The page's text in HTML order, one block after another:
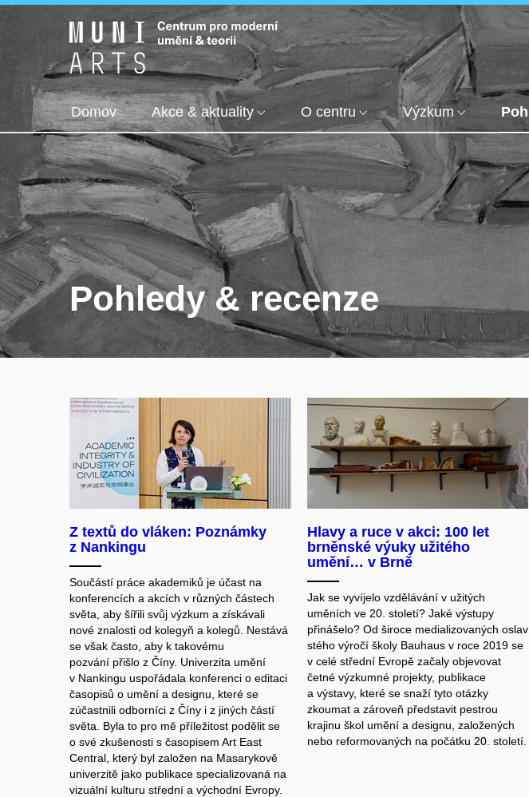
Domov Akce & aktuality O centru Výzkum
Pohledy & recenze
Z textů do vláken: Poznámky
z Nankingu
Součástí práce akademiků je účast na
konferencích a akcích v různých částech
světa, aby šířili svůj výzkum a získávali
nové znalosti od kolegyň a kolegů. Nestává
se však často, aby k takovému
pozvání přišlo z Číny. Univerzita umění
v Nankingu uspořádala konferenci o editaci
časopisů o umění a designu, které se
zúčastnili odborníci z Číny i z jiných částí
světa. Byla to pro mě příležitost podělit se
o své zkušenosti s časopisem Art East
Central, který byl založen na Masarykově
univerzitě jako publikace specializovaná na
vizuální kulturu střední a východní Evropy.
Hlavy a ruce v akci: 100 let
brněnské výuky užitého
umění… v Brně
Jak se vyvíjelo vzdělávání v užitých
uměních ve 20. století? Jaké výstupy
přinášelo? Od široce medializovaných oslav
stého výročí školy Bauhaus v roce 2019 se
v celé střední Evropě začaly objevovat
četné výzkumné projekty, publikace
a výstavy, které se snaží tyto otázky
zkoumat a zároveň představit pestrou
krajinu škol umění a designu, založených
nebo reformovaných na počátku 20. století.